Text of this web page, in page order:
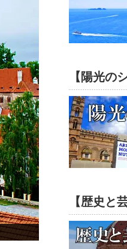
【陽光の
【歴史と